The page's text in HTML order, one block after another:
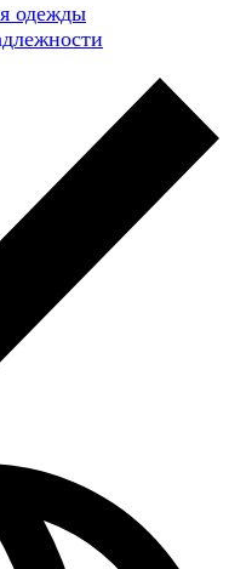
одежды